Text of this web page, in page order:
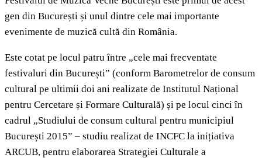
gen din București și unul dintre cele mai importante
evenimente de muzică cultă din România.
Este cotat pe locul patru între „cele mai frecventate
festivaluri din București” (conform Barometrelor de consum
cultural pe ultimii doi ani realizate de Institutul Național
pentru Cercetare și Formare Culturală) și pe locul cinci în
cadrul „Studiului de consum cultural pentru municipiul
București 2015” – studiu realizat de INCFC la inițiativa
ARCUB, pentru elaborarea Strategiei Culturale a